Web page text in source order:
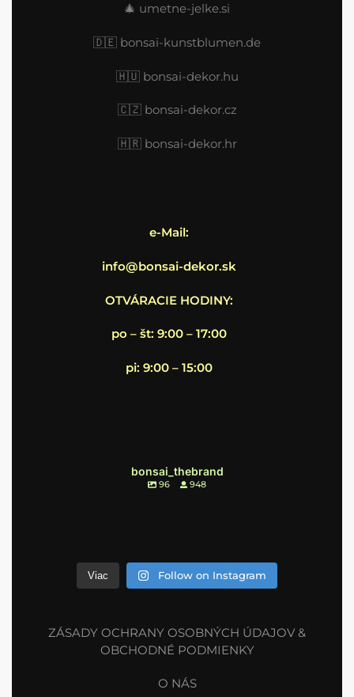
🎄 umetne-jelke.si
🇩🇪 bonsai-kunstblumen.de
🇭🇺 bonsai-dekor.hu
🇨🇿 bonsai-dekor.cz
🇭🇷 bonsai-dekor.hr
e-Mail:
info@bonsai-dekor.sk
OTVÁRACIE HODINY:
po – št: 9:00 – 17:00
pi: 9:00 – 15:00
bonsai_thebrand
96 948
Viac Follow on Instagram
ZÁSADY OCHRANY OSOBNÝCH ÚDAJOV &
OBCHODNÉ PODMIENKY
O NÁS